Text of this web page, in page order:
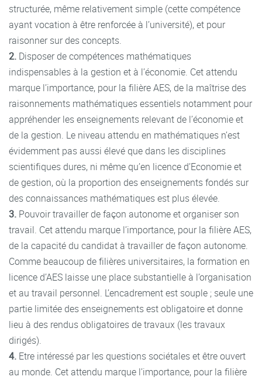
structurée, même relativement simple (cette compétence
ayant vocation à être renforcée à l’université), et pour
raisonner sur des concepts.
2. Disposer de compétences mathématiques
indispensables à la gestion et à l’économie. Cet attendu
marque l’importance, pour la filière AES, de la maîtrise des
raisonnements mathématiques essentiels notamment pour
appréhender les enseignements relevant de l’économie et
de la gestion. Le niveau attendu en mathématiques n’est
évidemment pas aussi élevé que dans les disciplines
scientifiques dures, ni même qu’en licence d’Economie et
de gestion, où la proportion des enseignements fondés sur
des connaissances mathématiques est plus élevée.
3. Pouvoir travailler de façon autonome et organiser son
travail. Cet attendu marque l’importance, pour la filière AES,
de la capacité du candidat à travailler de façon autonome.
Comme beaucoup de filières universitaires, la formation en
licence d’AES laisse une place substantielle à l’organisation
et au travail personnel. L’encadrement est souple ; seule une
partie limitée des enseignements est obligatoire et donne
lieu à des rendus obligatoires de travaux (les travaux
dirigés).
4. Etre intéressé par les questions sociétales et être ouvert
au monde. Cet attendu marque l’importance, pour la filière